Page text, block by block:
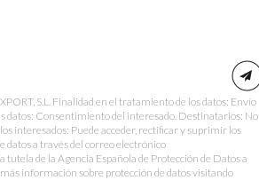
S.L. Finalidad en el tratamiento de los datos: Envío
Consentimiento del interesado. Destinatarios: No
interesados: Puede acceder, rectificar y suprimir los
datos a través del correo electrónico
de la Agencia Española de Protección de Datos a
información sobre protección de datos visitando